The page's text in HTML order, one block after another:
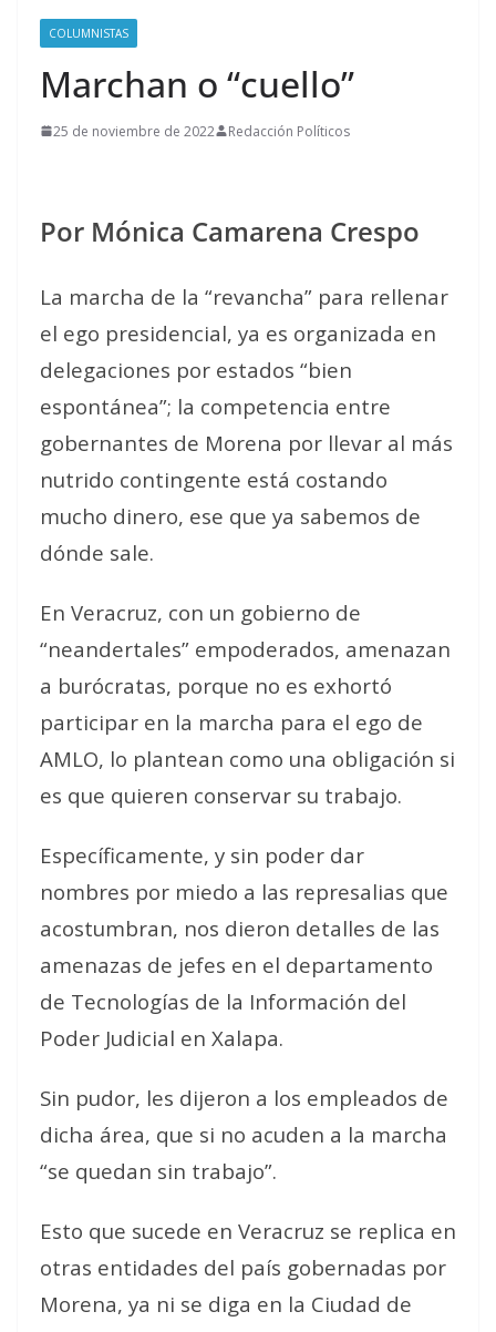
COLUMNISTAS
Marchan o “cuello”
25 de noviembre de 2022 Redacción Políticos
Por Mónica Camarena Crespo
La marcha de la “revancha” para rellenar
el ego presidencial, ya es organizada en
delegaciones por estados “bien
espontánea”; la competencia entre
gobernantes de Morena por llevar al más
nutrido contingente está costando
mucho dinero, ese que ya sabemos de
dónde sale.
En Veracruz, con un gobierno de
“neandertales” empoderados, amenazan
a burócratas, porque no es exhortó
participar en la marcha para el ego de
AMLO, lo plantean como una obligación si
es que quieren conservar su trabajo.
Específicamente, y sin poder dar
nombres por miedo a las represalias que
acostumbran, nos dieron detalles de las
amenazas de jefes en el departamento
de Tecnologías de la Información del
Poder Judicial en Xalapa.
Sin pudor, les dijeron a los empleados de
dicha área, que si no acuden a la marcha
“se quedan sin trabajo”.
Esto que sucede en Veracruz se replica en
otras entidades del país gobernadas por
Morena, ya ni se diga en la Ciudad de